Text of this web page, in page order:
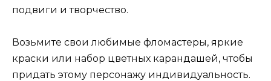
подвиги и творчество.
Возьмите свои любимые фломастеры, яркие
краски или набор цветных карандашей, чтобы
придать этому персонажу индивидуальность.